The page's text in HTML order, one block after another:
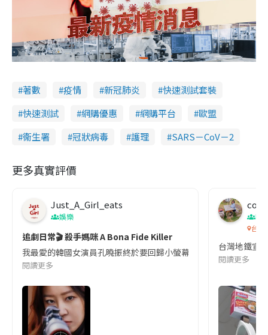
著數 疫情 新冠肺炎
快速測試套裝
快速測試
網購優惠 網購平台
歐盟
衞生署
冠狀病毒 護理 SARS－CoV－2
更多真實評價
Just_A_Girl_eats
娛樂
追劇日常🎬 殺手媽咪 A Bona Fide Killer
我最愛的韓國女演員孔曉振終於要回歸小螢幕啦!這次的劇本改編
閱讀更多
co
吹
台灣
台灣地鐵宣
閱讀更多